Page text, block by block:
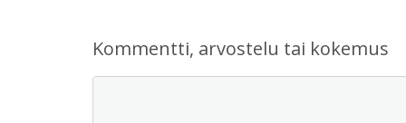
Kommentti, arvostelu tai kokemus